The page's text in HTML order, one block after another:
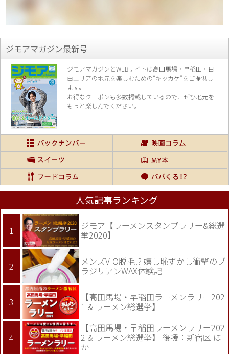
ジモアマガジン最新号
ジモアマガジンとWEBサイトは高田馬場・早稲田・目
白エリアの地元を楽しむための“キッカケ”をご提供し
ます。
お得なクーポンも多数掲載しているので、 ぜひ地元を
もっと楽しんでください。
人気記事ランキング
ジモア【ラーメンスタンプラリー&総選
挙2020】
メンズVIO脱毛!? 嬉し恥ずかし衝撃のブ
ラジリアンWAX体験記
【高田馬場・早稲田ラーメンラリー202
1 & ラーメン総選挙】
【高田馬場・早稲田ラーメンラリー202
2 & ラーメン総選挙】 後援：新宿区 ほ
か